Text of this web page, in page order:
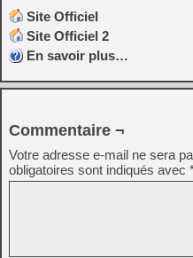
Site Officiel
Site Officiel 2
En savoir plus…
Commentaire ¬
Votre adresse e-mail ne sera
obligatoires sont indiqués avec